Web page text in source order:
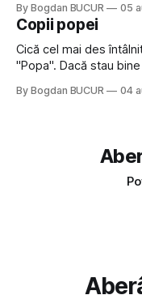
a dovedit că jumătatea
dubioasă...) 2. Băgăm la
By Bogdan BUCUR 05
Copii popei
Cică cel mai des
"Popa". Dacă stau
Dexonline spune de
By Bogdan BUCUR 04